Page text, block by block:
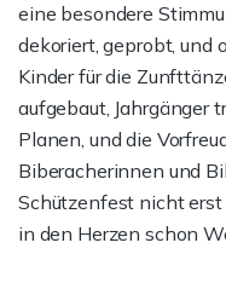
eine besondere
dekoriert, geprobt, und
Kinder für die
aufgebaut, Jahrgänger
Planen, und die
Biberacherinnen und
Schützenfest nicht
in den Herzen schon